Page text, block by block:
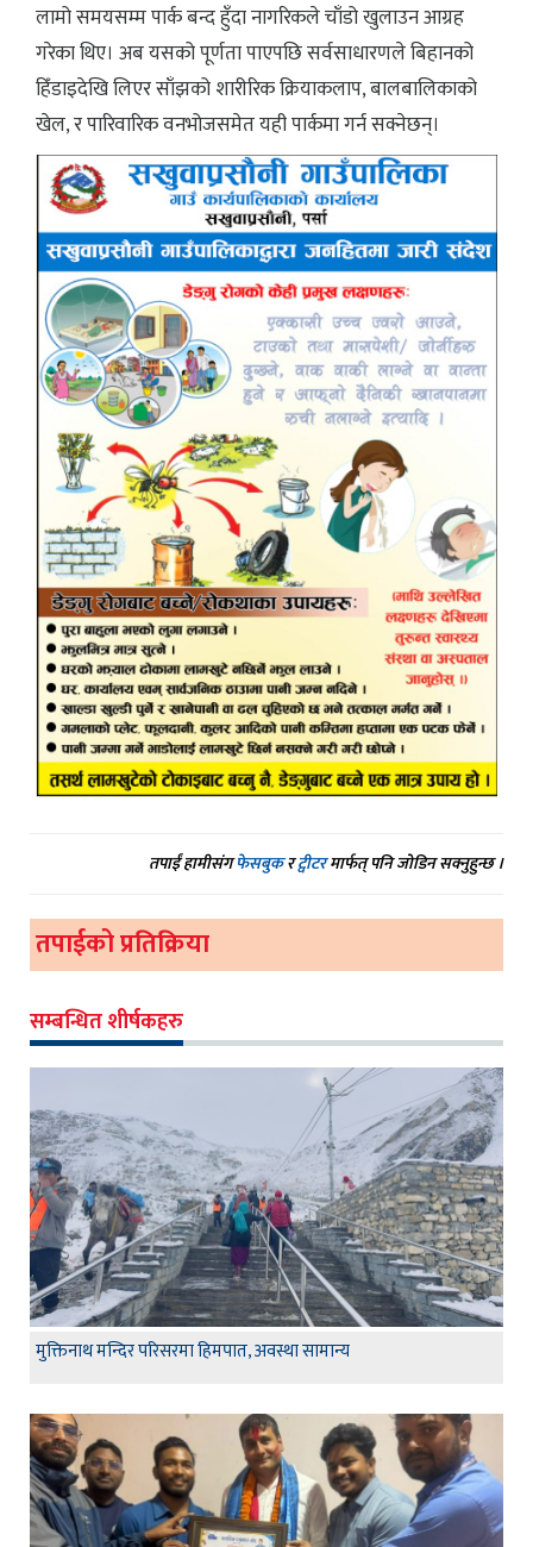
लामो समयसम्म पार्क बन्द हुँदा नागरिकले चाँडो खुलाउन आग्रह
गरेका थिए। अब यसको पूर्णता पाएपछि सर्वसाधारणले बिहानको
हिँडाइदेखि लिएर साँझको शारीरिक क्रियाकलाप, बालबालिकाको
खेल, र पारिवारिक वनभोजसमेत यही पार्कमा गर्न सक्नेछन्।
तपाईं हामीसंगफेसबुकरट्वीटरमार्फत् पनि जोडिन सक्नुहुन्छ ।
तपाईको प्रतिक्रिया
सम्बन्धित शीर्षकहरु
मुक्तिनाथ मन्दिर परिसरमा हिमपात, अवस्था सामान्य